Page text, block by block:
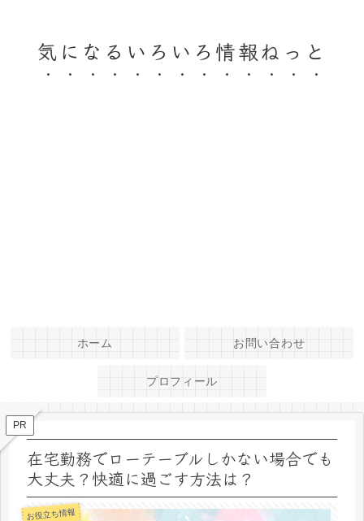
気になるいろいろ情報ねっと
ホーム お問い合わせ
プロフィール
PR
在宅勤務でローテーブルしかない場合でも
大丈夫？快適に過ごす方法は？
お役立ち情報